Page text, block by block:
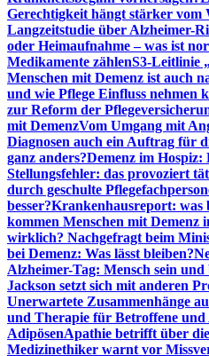
Gerechtigkeit hängt stärker vom
Langzeitstudie über Alzheimer-
oder Heimaufnahme – was ist
Medikamente zählenS3-Leitlinie
Menschen mit Demenz ist auch
und wie Pflege Einfluss nehmen
zur Reform der
mit DemenzVom Umgang mit
Diagnosen auch ein Auftrag für
ganz anders?Demenz im
Stellungsfehler: das provoziert
durch geschulte
besser?Krankenhausreport: was
kommen Menschen mit Demenz
wirklich? Nachgefragt beim
bei Demenz: Was lässt bleiben?
Alzheimer-Tag: Mensch sein und
Jackson setzt sich mit anderen
Unerwartete Zusammenhänge
und Therapie für Betroffene und
AdipösenApathie betrifft über
Medizinethiker warnt vor